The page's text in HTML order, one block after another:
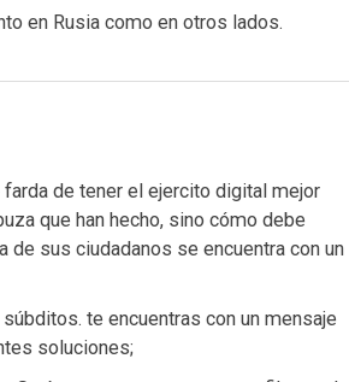
en Rusia como en otros lados.
de tener el ejercito digital mejor
que han hecho, sino cómo debe
de sus ciudadanos se encuentra con un
te encuentras con un mensaje
soluciones;